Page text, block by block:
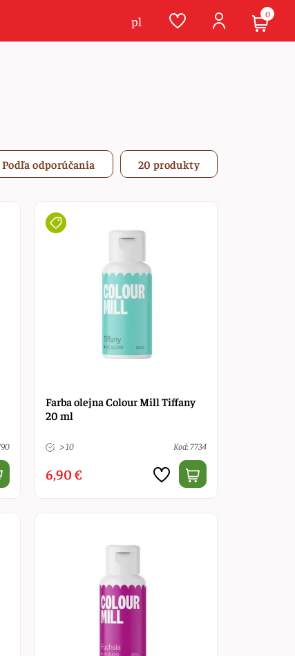
Podľa odporúčania 20 produkty
Farba olejna Colour Mill Tiffany
20 ml
> 10 Kod: 7734
6,90 €
pl 0